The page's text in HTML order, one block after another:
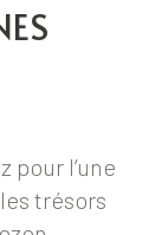
pour l’une
trésors